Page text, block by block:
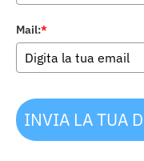
Mail:*
INVIA LA TUA